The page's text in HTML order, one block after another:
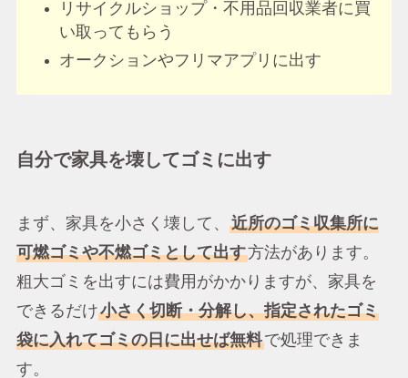
リサイクルショップ・不用品回収業者に買
い取ってもらう
オークションやフリマアプリに出す
自分で家具を壊してゴミに出す
まず、家具を小さく壊して、
近所のゴミ収集所に
可燃ゴミや不燃ゴミとして出す方法があります。
粗大ゴミを出すには費用がかかりますが、家具を
できるだけ小さく切断・分解し、指定されたゴミ
袋に入れてゴミの日に出せば無料で処理できま
す。